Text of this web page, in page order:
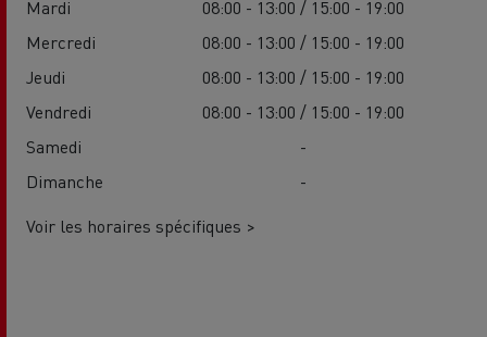
Mardi
08:00 - 13:00 / 15:00 - 19:00
Mercredi
08:00 - 13:00 / 15:00 - 19:00
Jeudi
08:00 - 13:00 / 15:00 - 19:00
Vendredi
08:00 - 13:00 / 15:00 - 19:00
Samedi
-
Dimanche
-
Voir les horaires spécifiques >